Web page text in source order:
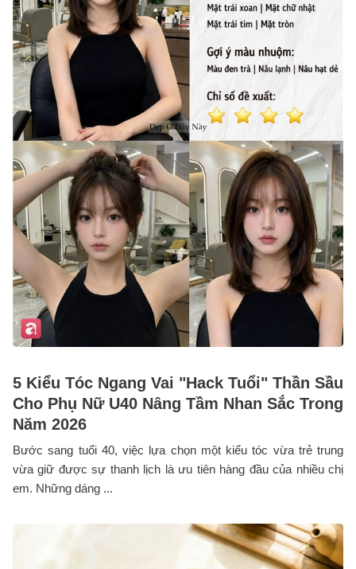
5 Kiểu Tóc Ngang Vai "Hack Tuổi" Thần Sầu
Cho Phụ Nữ U40 Nâng Tầm Nhan Sắc Trong
Năm 2026
Bước sang tuổi 40, việc lựa chọn một kiểu tóc vừa trẻ trung
vừa giữ được sự thanh lịch là ưu tiên hàng đầu của nhiều chị
em. Những dáng ...